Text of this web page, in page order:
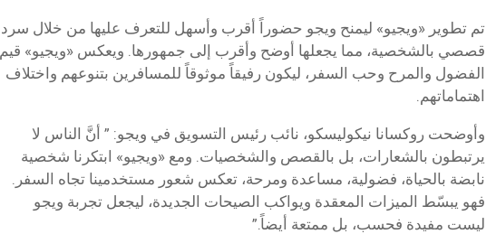
تم تطوير «ويجيو» ليمنح ويجو حضوراً أقرب وأسهل للتعرف عليها من خلال سرد
قصصي بالشخصية، مما يجعلها أوضح وأقرب إلى جمهورها. ويعكس «ويجيو» قيم
الفضول والمرح وحب السفر، ليكون رفيقاً موثوقاً للمسافرين بتنوعهم واختلاف
اهتماماتهم.
وأوضحت روكسانا نيكوليسكو، نائب رئيس التسويق في ويجو: ” أنَّ الناس لا
يرتبطون بالشعارات، بل بالقصص والشخصيات. ومع «ويجيو» ابتكرنا شخصية
نابضة بالحياة، فضولية، مساعدة ومرحة، تعكس شعور مستخدمينا تجاه السفر.
فهو يبسّط الميزات المعقدة ويواكب الصيحات الجديدة، ليجعل تجربة ويجو
ليست مفيدة فحسب، بل ممتعة أيضاً.”